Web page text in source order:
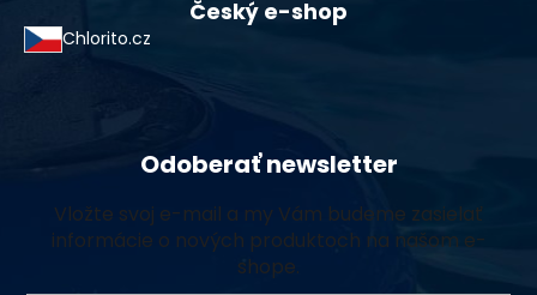
Český e-shop
Chlorito.cz
Odoberať newsletter
Vložte svoj e-mail a my Vám budeme zasielať
informácie o nových produktoch na našom e-
shope.